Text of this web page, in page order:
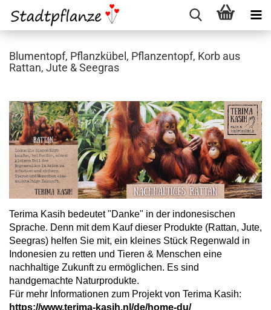
Blumentopf, Pflanzkübel, Pflanzentopf, Korb aus
Rattan, Jute & Seegras
Terima Kasih bedeutet "Danke" in der indonesischen
Sprache. Denn mit dem Kauf dieser Produkte (Rattan, Jute,
Seegras) helfen Sie mit, ein kleines Stück Regenwald in
Indonesien zu retten und Tieren & Menschen eine
nachhaltige Zukunft zu ermöglichen. Es sind
handgemachte Naturprodukte.
Für mehr Informationen zum Projekt von Terima Kasih:
https://www.terima-kasih.nl/de/home-du/